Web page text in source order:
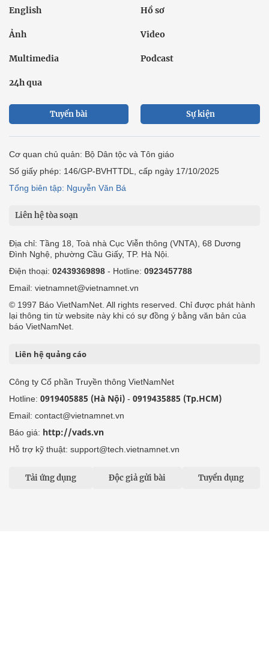
English Hồ sơ
Ảnh Video
Multimedia Podcast
24h qua
Tuyến bài Sự kiện
Cơ quan chủ quản: Bộ Dân tộc và Tôn giáo
Số giấy phép: 146/GP-BVHTTDL, cấp ngày 17/10/2025
Tổng biên tập: Nguyễn Văn Bá
Liên hệ tòa soạn
Địa chỉ: Tầng 18, Toà nhà Cục Viễn thông (VNTA), 68 Dương
Đình Nghệ, phường Cầu Giấy, TP. Hà Nội.
Điện thoại: 02439369898 - Hotline: 0923457788
Email: vietnamnet@vietnamnet.vn
© 1997 Báo VietNamNet. All rights reserved. Chỉ được phát hành
lại thông tin từ website này khi có sự đồng ý bằng văn bản của
báo VietNamNet.
Liên hệ quảng cáo
Công ty Cổ phần Truyền thông VietNamNet
Hotline: 0919405885 (Hà Nội) - 0919435885 (Tp.HCM)
Email: contact@vietnamnet.vn
Báo giá: http://vads.vn
Hỗ trợ kỹ thuật: support@tech.vietnamnet.vn
Tải ứng dụng Độc giả gửi bài Tuyển dụng